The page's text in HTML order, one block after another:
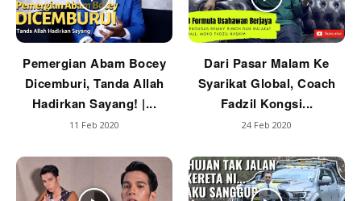
Pemergian Abam Bocey
Dicemburi, Tanda Allah
Hadirkan Sayang! |...
11 Feb 2020
Dari Pasar Malam Ke
Syarikat Global, Coach
Fadzil Kongsi...
24 Feb 2020